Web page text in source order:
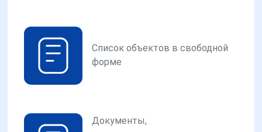
Список объектов в свободной
форме
Документы,